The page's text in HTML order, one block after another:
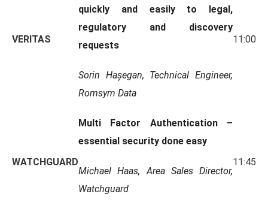
VERITAS
quickly and easily to legal,
regulatory and discovery
requests
Sorin Hașegan, Technical Engineer,
Romsym Data
11:00
WATCHGUARD
Multi Factor Authentication –
essential security done easy
Michael Haas, Area Sales Director,
Watchguard
11:45